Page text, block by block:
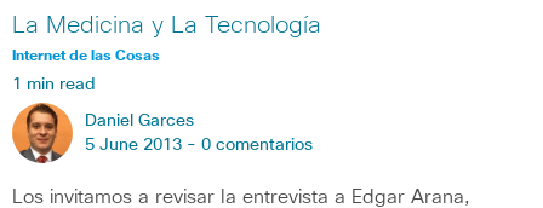
La Medicina y La Tecnología
Internet de las Cosas
1 min read
Daniel Garces
5 June 2013 - 0 comentarios
Los invitamos a revisar la entrevista a Edgar Arana,